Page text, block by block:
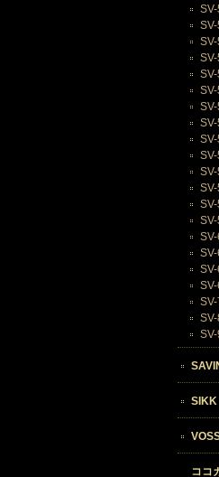
SV-
SV-
SV-
SV-
SV-
ココ